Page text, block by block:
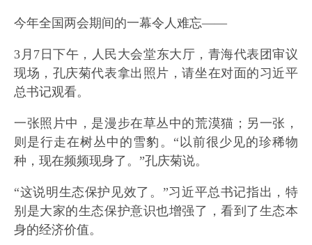
今年全国两会期间的一幕令人难忘——
3月7日下午，人民大会堂东大厅，青海代表团审议
现场，孔庆菊代表拿出照片，请坐在对面的习近平
总书记观看。
一张照片中，是漫步在草丛中的荒漠猫；另一张，
则是行走在树丛中的雪豹。“以前很少见的珍稀物
种，现在频频现身了。”孔庆菊说。
“这说明生态保护见效了。”习近平总书记指出，特
别是大家的生态保护意识也增强了，看到了生态本
身的经济价值。